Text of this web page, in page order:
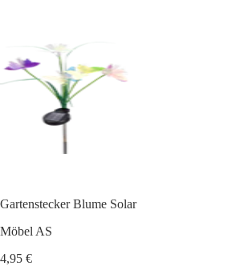
Gartenstecker Blume Solar
Möbel AS
4,95 €